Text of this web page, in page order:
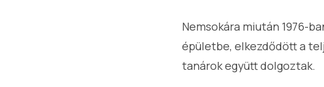
Nemsokára miután 1976-
épületbe, elkezdődött a
tanárok együtt dolgoztak.